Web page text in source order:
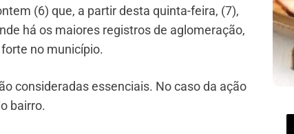
(6) que, a partir desta quinta-feira, (7),
há os maiores registros de aglomeração,
no município.
consideradas essenciais. No caso da ação
bairro.